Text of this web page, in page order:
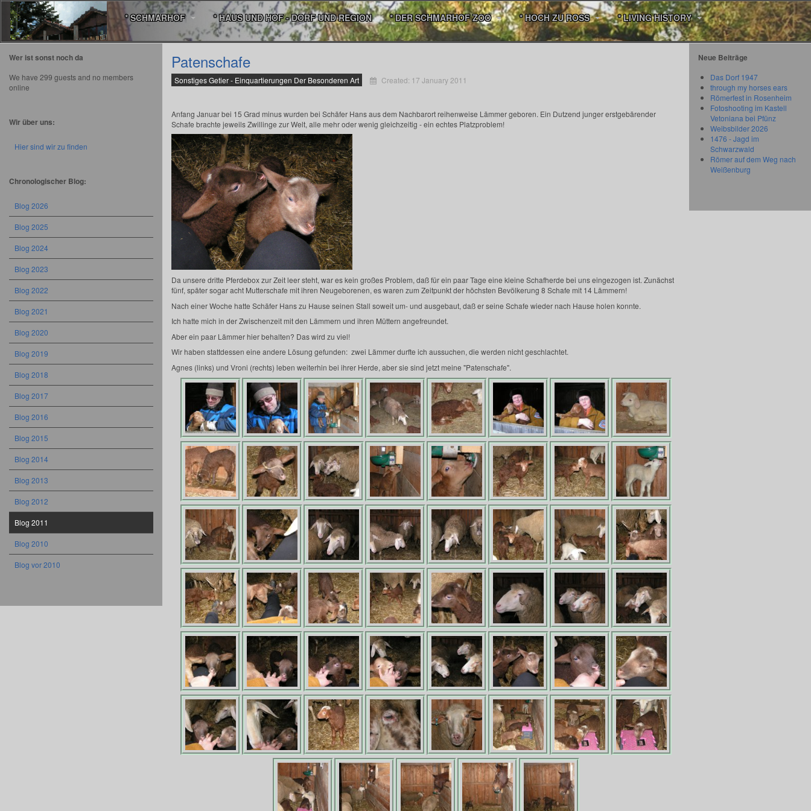
* SCHMARHOF * HAUS UND HOF - DORF UND REGION * DER SCHMARHOF ZOO * HOCH ZU ROSS * LIVING HISTORY
Patenschafe
Sonstiges Getier - Einquartierungen Der Besonderen Art Created: 17 January 2011
Anfang Januar bei 15 Grad minus wurden bei Schäfer Hans aus dem Nachbarort reihenweise Lämmer geboren. Ein Dutzend junger erstgebärender
Schafe brachte jeweils Zwillinge zur Welt, alle mehr oder wenig gleichzeitig - ein echtes Platzproblem!
Da unsere dritte Pferdebox zur Zeit leer steht, war es kein großes Problem, daß für ein paar Tage eine kleine Schafherde bei uns eingezogen ist. Zunächst
fünf, später sogar acht Mutterschafe mit ihren Neugeborenen, es waren zum Zeitpunkt der höchsten Bevölkerung 8 Schafe mit 14 Lämmern!
Nach einer Woche hatte Schäfer Hans zu Hause seinen Stall soweit um- und ausgebaut, daß er seine Schafe wieder nach Hause holen konnte.
Ich hatte mich in der Zwischenzeit mit den Lämmern und ihren Müttern angefreundet.
Aber ein paar Lämmer hier behalten? Das wird zu viel!
Wir haben stattdessen eine andere Lösung gefunden: zwei Lämmer durfte ich aussuchen, die werden nicht geschlachtet.
Agnes (links) und Vroni (rechts) leben weiterhin bei ihrer Herde, aber sie sind jetzt meine "Patenschafe".
Wer ist sonst noch da
We have 299 guests and no members
online
Wir über uns:
Hier sind wir zu finden
Chronologischer Blog:
Blog 2026
Blog 2025
Blog 2024
Blog 2023
Blog 2022
Blog 2021
Blog 2020
Blog 2019
Blog 2018
Blog 2017
Blog 2016
Blog 2015
Blog 2014
Blog 2013
Blog 2012
Blog 2011
Blog 2010
Blog vor 2010
Neue Beiträge
Das Dorf 1947
through my horses ears
Römerfest in Rosenheim
Fotoshooting im Kastell
Vetoniana bei Pfünz
Weibsbilder 2026
1476 - Jagd im
Schwarzwald
Römer auf dem Weg nach
Weißenburg